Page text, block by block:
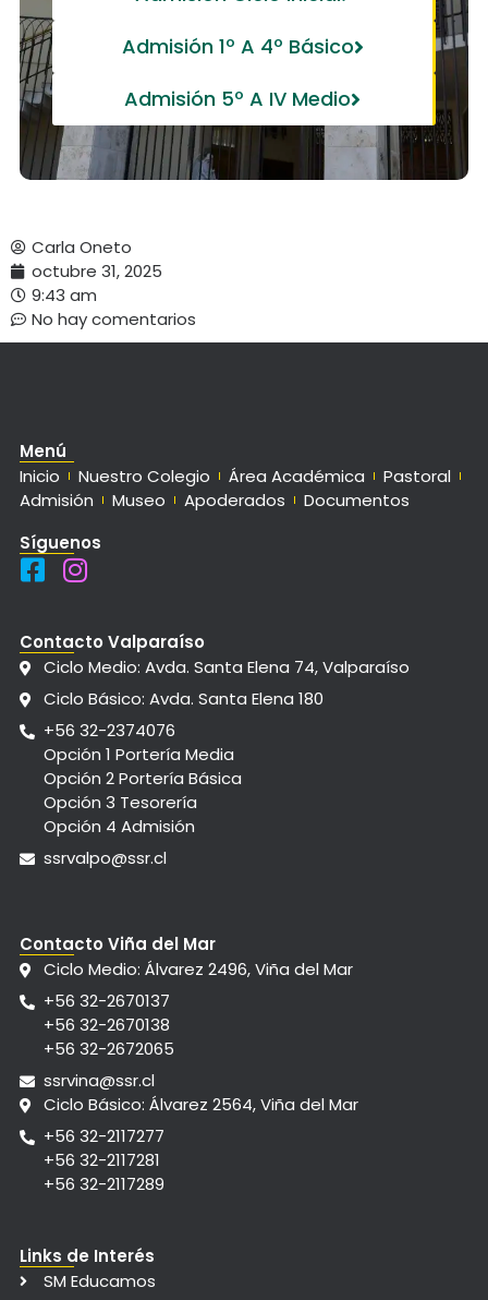
Admisión 1º A 4º Básico
Admisión 5º A IV Medio
Carla Oneto
octubre 31, 2025
9:43 am
No hay comentarios
Menú
Inicio
Nuestro Colegio Área Académica
Pastoral
Admisión
Museo Apoderados
Documentos
Síguenos
Contacto Valparaíso
Ciclo Medio: Avda. Santa Elena 74, Valparaíso
Ciclo Básico: Avda. Santa Elena 180
+56 32-2374076
Opción 1 Portería Media
Opción 2 Portería Básica
Opción 3 Tesorería
Opción 4 Admisión
ssrvalpo@ssr.cl
Contacto Viña del Mar
Ciclo Medio: Álvarez 2496, Viña del Mar
+56 32-2670137
+56 32-2670138
+56 32-2672065
ssrvina@ssr.cl
Ciclo Básico: Álvarez 2564, Viña del Mar
+56 32-2117277
+56 32-2117281
+56 32-2117289
Links de Interés
SM Educamos